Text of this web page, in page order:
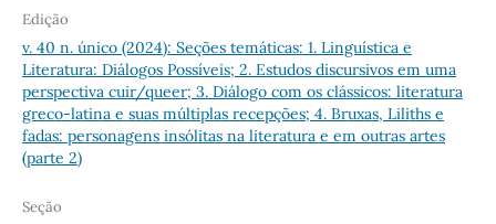
Edição
v. 40 n. único (2024): Seções temáticas: 1. Linguística e
Literatura: Diálogos Possíveis; 2. Estudos discursivos em uma
perspectiva cuir/queer; 3. Diálogo com os clássicos: literatura
greco-latina e suas múltiplas recepções; 4. Bruxas, Liliths e
fadas: personagens insólitas na literatura e em outras artes
(parte 2)
Seção